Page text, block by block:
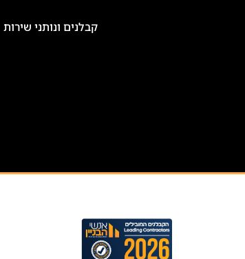
קבלנים ונותני שירות